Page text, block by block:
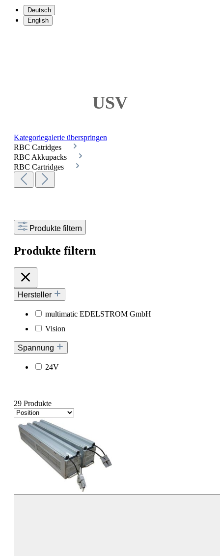
Deutsch
English
USV
Kategoriegalerie überspringen
RBC Catridges
RBC Akkupacks
RBC Cartridges
Produkte filtern
Produkte filtern
Hersteller
multimatic EDELSTROM GmbH
Vision
Spannung
24V
29 Produkte